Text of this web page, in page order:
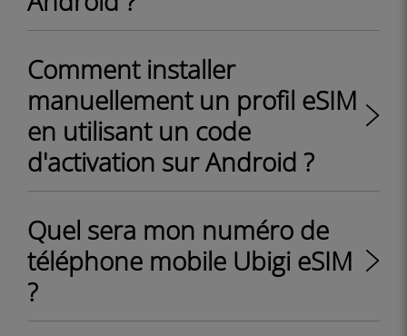
Comment installer
manuellement un profil eSIM
en utilisant un code
d'activation sur Android ?
Quel sera mon numéro de
téléphone mobile Ubigi eSIM
?